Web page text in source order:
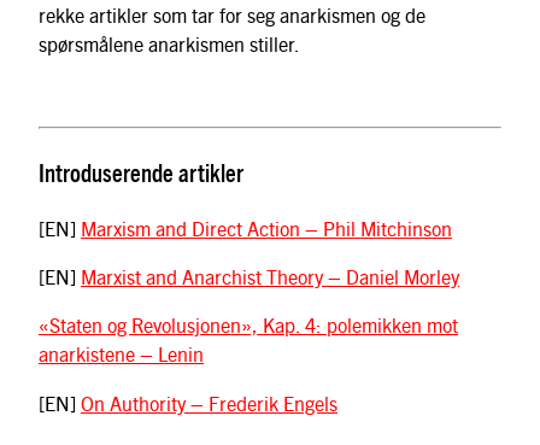
rekke artikler som tar for seg anarkismen og de
spørsmålene anarkismen stiller.
Introduserende artikler
[EN] Marxism and Direct Action – Phil Mitchinson
[EN] Marxist and Anarchist Theory – Daniel Morley
«Staten og Revolusjonen», Kap. 4: polemikken mot
anarkistene – Lenin
[EN] On Authority – Frederik Engels